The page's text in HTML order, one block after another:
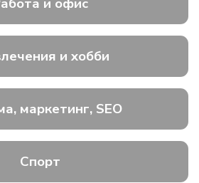
и офис
и хобби
маркетинг, SEO
Спорт